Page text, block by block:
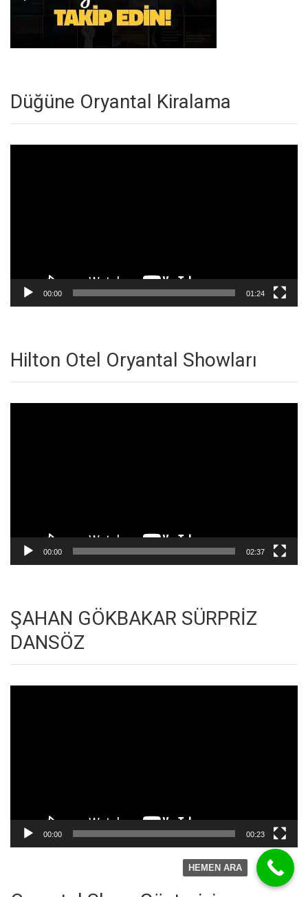
Düğüne Oryantal Kiralama
00:00 01:24
Hilton Otel Oryantal Showları
00:00 02:37
ŞAHAN GÖKBAKAR SÜRPRİZ
DANSÖZ
00:00 00:23
HEMEN ARA